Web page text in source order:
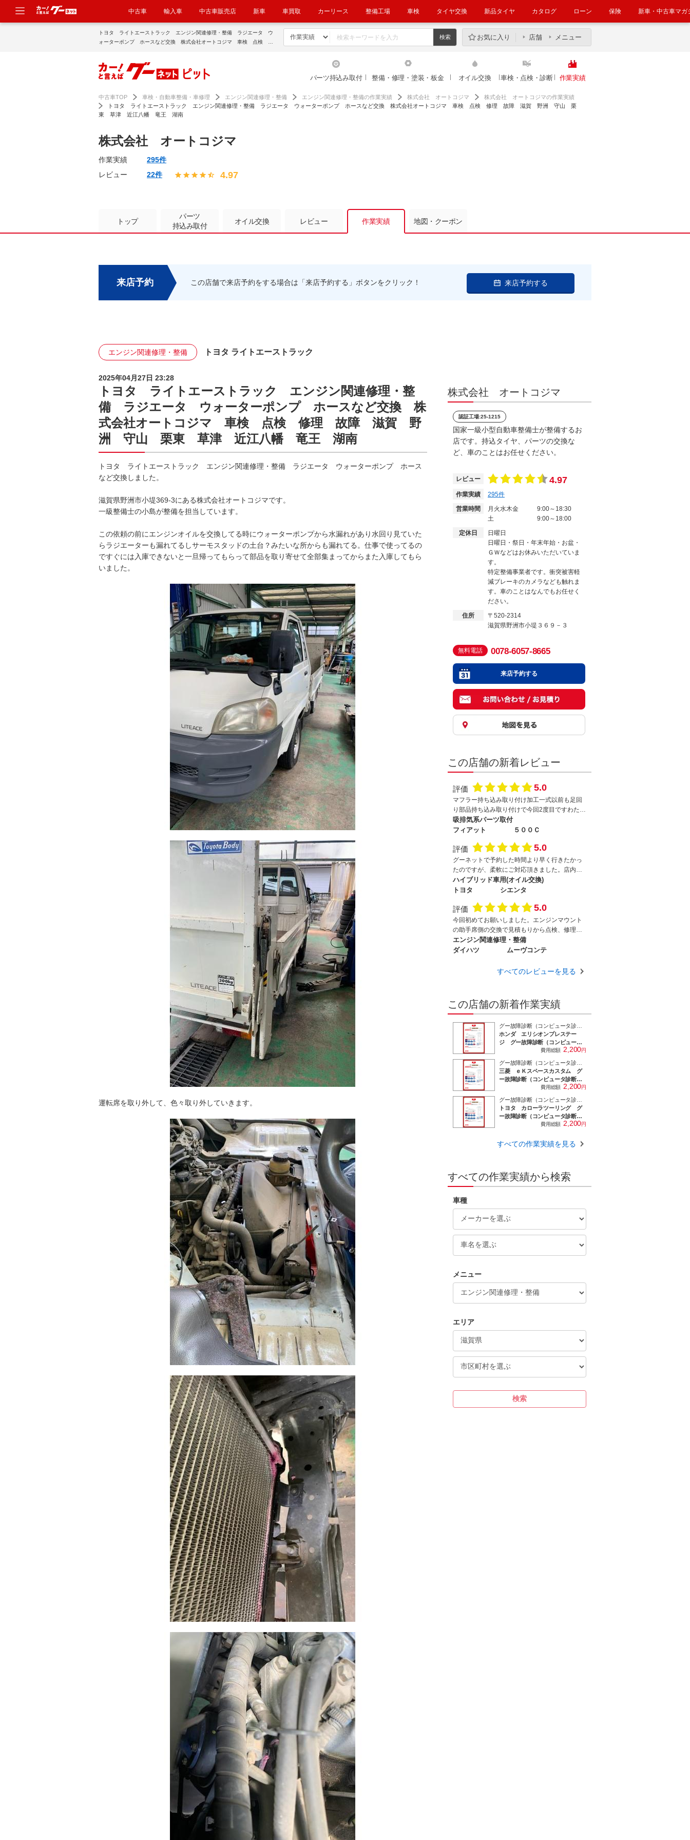
中古車 輸入車 中古車販売店 新車 車買取 カーリース 整備工場 車検 タイヤ交換 新品タイヤ カタログ ローン 保険 新車・中古車マガ
トヨタ ライトエーストラック エンジン関連修理・整備 ラジエータ ウ
ォーターポンプ ホースなど交換 株式会社オートコジマ 車検 点検 修
お気に入り 店舗 メニュー
パーツ持込み取付 整備・修理・塗装・板金 オイル交換 車検・点検・診断 作業実績
中古車TOP 車検・自動車整備・車修理 エンジン関連修理・整備 エンジン関連修理・整備の作業実績 株式会社 オートコジマ
株式会社 オートコジマの作業実績
トヨタ ライトエーストラック エンジン関連修理・整備 ラジエータ ウォーターポンプ ホースなど交換 株式会社オートコジマ 車検 点検 修理 故障 滋賀 野洲 守山 栗
東 草津 近江八幡 竜王 湖南
株式会社 オートコジマ
作業実績
295件
レビュー
22件 4.97
トップ
パーツ
持込み取付
オイル交換 レビュー 作業実績 地図・クーポン
来店予約 この店舗で来店予約をする場合は「来店予約する」ボタンをクリック！ 来店予約する
エンジン関連修理・整備 トヨタ ライトエーストラック
2025年04月27日 23:28
トヨタ ライトエーストラック エンジン関連修理・整
備 ラジエータ ウォーターポンプ ホースなど交換 株
式会社オートコジマ 車検 点検 修理 故障 滋賀 野
洲 守山 栗東 草津 近江八幡 竜王 湖南
トヨタ ライトエーストラック エンジン関連修理・整備 ラジエータ ウォーターポンプ ホース
など交換しました。
滋賀県野洲市小堤369-3にある株式会社オートコジマです。
一級整備士の小島が整備を担当しています。
この依頼の前にエンジンオイルを交換してる時にウォーターポンプから水漏れがあり水回り見ていた
らラジエーターも漏れてるしサーモスタッドの土台？みたいな所からも漏れてる。仕事で使ってるの
ですぐには入庫できないと一旦帰ってもらって部品を取り寄せて全部集まってからまた入庫してもら
いました。
運転席を取り外して、色々取り外していきます。
株式会社 オートコジマ
認証工場:25-1215
国家一級小型自動車整備士が整備するお
店です。持込タイヤ、パーツの交換な
ど、車のことはお任せください。
レビュー 4.97
作業実績 295件
営業時間
月火水木金
9:00～18:30
土
9:00～18:00
定休日
日曜日
日曜日・祭日・年末年始・お盆・
ＧＷなどはお休みいただいていま
す。
特定整備事業者です。衝突被害軽
減ブレーキのカメラなども触れま
す。車のことはなんでもお任せく
ださい。
住所
〒520-2314
滋賀県野洲市小堤３６９－３
無料電話 0078-6057-8665
来店予約する
この店舗の新着レビュー
評価 5.0
マフラー持ち込み取り付け加工一式以前も足回
り部品持ち込み取り付けで今回2度目ですわたく
しのわがままで、わがままな部品を無理やり取
り付け頂きました切断、溶接、加工他あれこれ
に柔軟に対応頂きました今後もわがまま聞いて
下さいねw
吸排気系パーツ取付
フィアット
５００Ｃ
評価 5.0
グーネットで予約した時間より早く行きたかっ
たのですが、柔軟にご対応頂きました。店内に1
級整備士の証明書が展示されてあり、今回で3度
目ですが安心してお任せしています。ディーラ
換するより断然、「早い、安い、安心、柔軟対
応、親切」です。お店自体は多少入り組んだ場
所にありますが、私のお気に入りのお店です。
その他の整備も安心してお任せできそうなお店
です。
ハイブリッド車用(オイル交換)
トヨタ
シエンタ
評価 5.0
今回初めてお願いしました。エンジンマウント
の助手席側の交換で見積もりから点検、修理ま
でとても親切丁寧で料金も納得の価格でした。
次回のマウント交換の予約までしてきました。
エンジン関連修理・整備
ダイハツ
ムーヴコンテ
すべてのレビューを見る
この店舗の新着作業実績
グー故障診断（コンピュータ診断）
ホンダ エリシオンプレステー
ジ グー故障診断（コンピュータ
診断） その他 株式会社オート
障 滋賀 野洲 守山 栗東 草
津 近江八幡 竜王 湖南
費用総額 2,200円
グー故障診断（コンピュータ診断）
三菱 ｅＫスペースカスタム グ
ー故障診断（コンピュータ診断）
株式会社オートコジマ 車検
守山 栗東 草津 近江八幡 竜
王 湖南
費用総額 2,200円
グー故障診断（コンピュータ診断）
トヨタ カローラツーリング グ
ー故障診断（コンピュータ診断）
株式会社オートコジマ 車検
守山 栗東 草津 近江八幡 竜
王 湖南
費用総額 2,200円
すべての作業実績を見る
すべての作業実績から検索
車種
メニュー
エリア